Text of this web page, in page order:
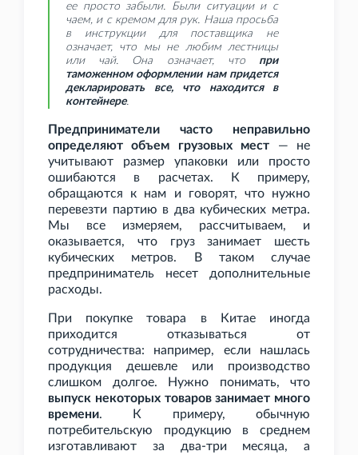
ее просто забыли. Были ситуации и с
чаем, и с кремом для рук. Наша просьба
в инструкции для поставщика не
означает, что мы не любим лестницы
или чай. Она означает, что при
таможенном оформлении нам придется
декларировать все, что находится в
контейнере.
Предприниматели часто неправильно
определяют объем грузовых мест — не
учитывают размер упаковки или просто
ошибаются в расчетах. К примеру,
обращаются к нам и говорят, что нужно
перевезти партию в два кубических метра.
Мы все измеряем, рассчитываем, и
оказывается, что груз занимает шесть
кубических метров. В таком случае
предприниматель несет дополнительные
расходы.
При покупке товара в Китае иногда
приходится отказываться от
сотрудничества: например, если нашлась
продукция дешевле или производство
слишком долгое. Нужно понимать, что
выпуск некоторых товаров занимает много
времени. К примеру, обычную
потребительскую продукцию в среднем
изготавливают за два-три месяца, а